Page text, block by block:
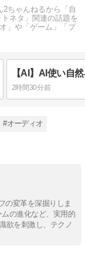
2ちゃんねるから「自
ネタ」関連の話題を
」や「ゲーム」「プ
2時間30分前
#オーディオ
の変革を深掘りしま
の進化など、実用的
欲を刺激し、テクノ